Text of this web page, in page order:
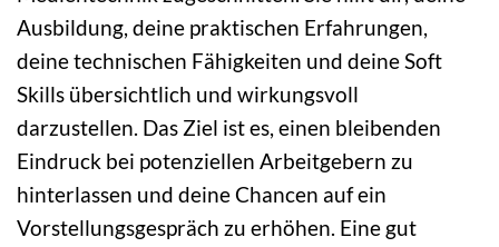
Ausbildung, deine praktischen Erfahrungen,
deine technischen Fähigkeiten und deine Soft
Skills übersichtlich und wirkungsvoll
darzustellen. Das Ziel ist es, einen bleibenden
Eindruck bei potenziellen Arbeitgebern zu
hinterlassen und deine Chancen auf ein
Vorstellungsgespräch zu erhöhen. Eine gut